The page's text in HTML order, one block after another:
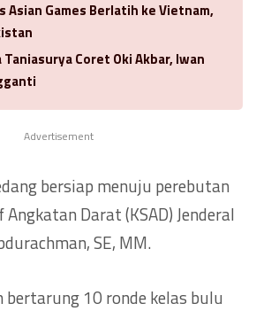
Asian Games Berlatih ke Vietnam,
Coret Oki Akbar, Iwan
Advertisement
bersiap menuju perebutan
Darat (KSAD) Jenderal
SE, MM.
bertarung 10 ronde kelas bulu